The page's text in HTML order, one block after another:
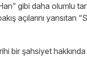
gibi daha olumlu
açılarını
bir şahsiyet